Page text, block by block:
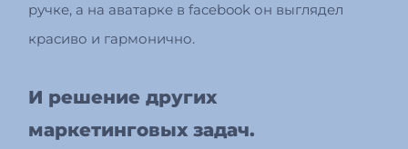
ручке, а на аватарке в facebook он выглядел
красиво и гармонично.
И решение других
маркетинговых задач.